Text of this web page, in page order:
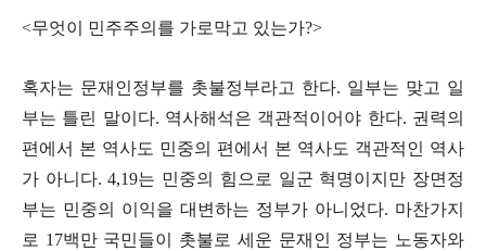
<무엇이 민주주의를 가로막고 있는가?>
혹자는 문재인정부를 촛불정부라고 한다. 일부는 맞고 일
부는 틀린 말이다. 역사해석은 객관적이어야 한다. 권력의
편에서 본 역사도 민중의 편에서 본 역사도 객관적인 역사
가 아니다. 4,19는 민중의 힘으로 일군 혁명이지만 장면정
부는 민중의 이익을 대변하는 정부가 아니었다. 마찬가지
로 17백만 국민들이 촛불로 세운 문재인 정부는 노동자와